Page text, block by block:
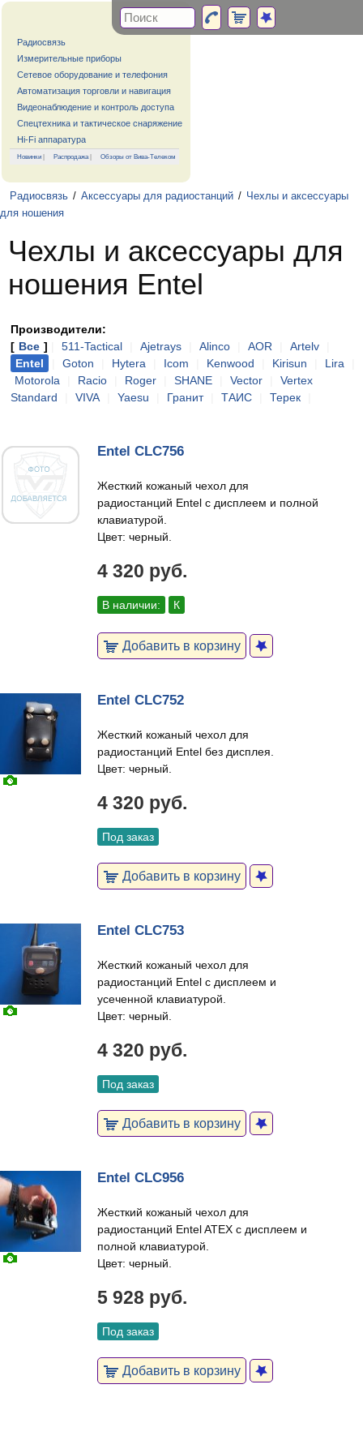
Радиосвязь
Измерительные приборы
Сетевое оборудование и телефония
Автоматизация торговли и навигация
Видеонаблюдение и контроль доступа
Спецтехника и тактическое снаряжение
Hi-Fi аппаратура
Новинки | Распродажа| Обзоры от Вива-Телеком
Радиосвязь / Аксессуары для радиостанций / Чехлы и аксессуары
для ношения
Чехлы и аксессуары для
ношения Entel
Производители:
[ Все ] 511-Tactical Ajetrays Alinco AOR Artelv
Entel
Goton Hytera Icom Kenwood Kirisun Lira
Motorola
Racio Roger SHANE Vector
Vertex
Standard
VIVA Yaesu Гранит ТАИС Терек
Entel CLC756
Жесткий кожаный чехол для
радиостанций Entel с дисплеем и полной
клавиатурой.
Цвет: черный.
4 320 руб.
В наличии: К
Добавить в корзину
Entel CLC752
Жесткий кожаный чехол для
радиостанций Entel без дисплея.
Цвет: черный.
4 320 руб.
Под заказ
Добавить в корзину
Entel CLC753
Жесткий кожаный чехол для
радиостанций Entel с дисплеем и
усеченной клавиатурой.
Цвет: черный.
4 320 руб.
Под заказ
Добавить в корзину
Entel CLC956
Жесткий кожаный чехол для
радиостанций Entel ATEX с дисплеем и
полной клавиатурой.
Цвет: черный.
5 928 руб.
Под заказ
Добавить в корзину